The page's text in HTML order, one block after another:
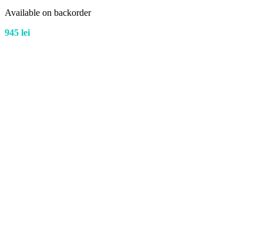
Available on backorder
945 lei